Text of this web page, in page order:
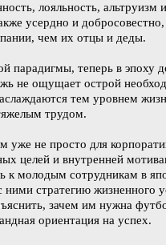
лояльность, альтруизм и
усердно и
чем их отцы и деды.
парадигмы, теперь в эпоху
не ощущает острой
тем уровнем
трудом.
уже не просто для
целей и внутренней
к молодым сотрудникам в
стратегию жизненного
зачем им нужна
ориентация на успех.